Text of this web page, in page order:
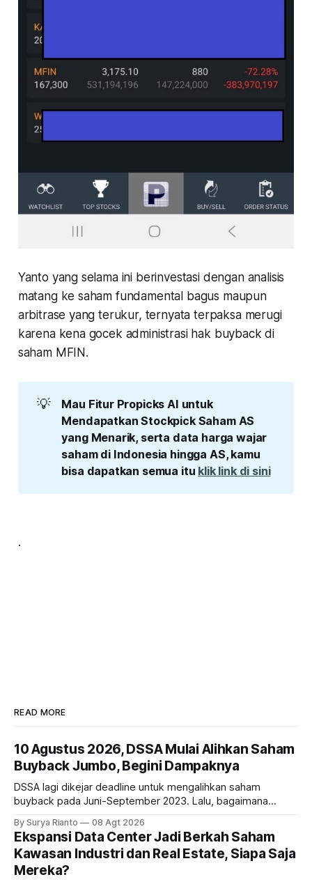
Yanto yang selama ini berinvestasi dengan analisis
matang ke saham fundamental bagus maupun
arbitrase yang terukur, ternyata terpaksa merugi
karena kena gocek administrasi hak buyback di
saham MFIN.
💡
Mau Fitur Propicks AI untuk
Mendapatkan Stockpick Saham AS
yang Menarik, serta data harga wajar
saham di Indonesia hingga AS, kamu
bisa dapatkan semua itu klik link di sini
.
READ MORE
10 Agustus 2026, DSSA Mulai Alihkan Saham
Buyback Jumbo, Begini Dampaknya
DSSA lagi dikejar deadline untuk mengalihkan saham
buyback pada Juni-September 2023. Lalu, bagaimana
By Surya Rianto 08 Agt 2026
Ekspansi Data Center Jadi Berkah Saham
Kawasan Industri dan Real Estate, Siapa Saja
Mereka?